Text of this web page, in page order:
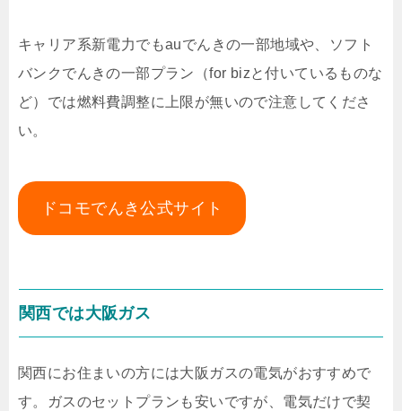
キャリア系新電力でもauでんきの一部地域や、ソフト
バンクでんきの一部プラン（for bizと付いているものな
ど）では燃料費調整に上限が無いので注意してくださ
い。
ドコモでんき公式サイト
関西では大阪ガス
関西にお住まいの方には大阪ガスの電気がおすすめで
す。ガスのセットプランも安いですが、電気だけで契